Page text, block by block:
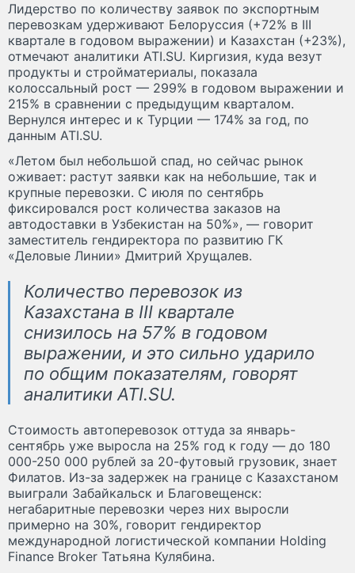
Лидерство по количеству заявок по экспортным
перевозкам удерживают Белоруссия (+72% в III
квартале в годовом выражении) и Казахстан (+23%),
отмечают аналитики ATI.SU. Киргизия, куда везут
продукты и стройматериалы, показала
колоссальный рост — 299% в годовом выражении и
215% в сравнении с предыдущим кварталом.
Вернулся интерес и к Турции — 174% за год, по
данным ATI.SU.
«Летом был небольшой спад, но сейчас рынок
оживает: растут заявки как на небольшие, так и
крупные перевозки. С июля по сентябрь
фиксировался рост количества заказов на
автодоставки в Узбекистан на 50%», — говорит
заместитель гендиректора по развитию ГК
«Деловые Линии» Дмитрий Хрущалев.
Количество перевозок из
Казахстана в III квартале
снизилось на 57% в годовом
выражении, и это сильно ударило
по общим показателям, говорят
аналитики ATI.SU.
Стоимость автоперевозок оттуда за январь-
сентябрь уже выросла на 25% год к году — до 180
000-250 000 рублей за 20-футовый грузовик, знает
Филатов. Из-за задержек на границе с Казахстаном
выиграли Забайкальск и Благовещенск:
негабаритные перевозки через них выросли
примерно на 30%, говорит гендиректор
международной логистической компании Holding
Finance Broker Татьяна Кулябина.